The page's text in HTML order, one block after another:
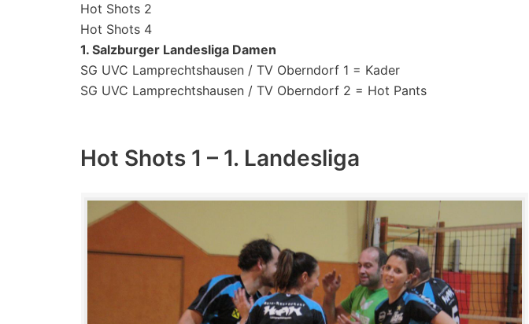
Hot Shots 2
Hot Shots 4
1. Salzburger Landesliga Damen
SG UVC Lamprechtshausen / TV Oberndorf 1 = Kader
SG UVC Lamprechtshausen / TV Oberndorf 2 = Hot Pants
Hot Shots 1 – 1. Landesliga